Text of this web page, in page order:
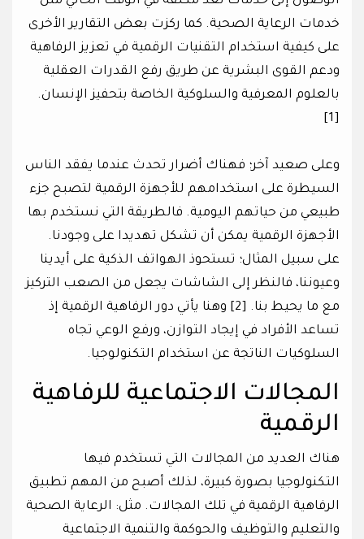
خدمات الرعاية الصحية. كما ركزت بعض التقارير الأخرى
على كيفية استخدام التقنيات الرقمية في تعزيز الرفاهية
ودعم القوى البشرية عن طريق رفع القدرات العقلية
بالعلوم المعرفية والسلوكية الخاصة بتحفيز الإنسان.
[1]
وعلى صعيد آخر؛ فهناك أضرار تحدث عندما يفقد الناس
السيطرة على استخدامهم للأجهزة الرقمية لتصبح جزء
طبيعي من حياتهم اليومية. فالطريقة التي نستخدم بها
الأجهزة الرقمية يمكن أن تشكل تهديدا على وجودنا.
على سبيل المثال؛ تستحوذ الهواتف الذكية على أيدينا
وعيوننا، فالنظر إلى الشاشات يجعل من الصعب التركيز
مع ما يحيط بنا. [2] وهنا يأتي دور الرفاهية الرقمية إذ
تساعد الأفراد في إيجاد التوازن، ورفع الوعي تجاه
السلوكيات الناتجة عن استخدام التكنولوجيا.
المجالات الاجتماعية للرفاهية
الرقمية
هناك العديد من المجالات التي تستخدم فيها
التكنولوجيا بصورة كبيرة، لذلك أصبح من المهم تطبيق
الرفاهية الرقمية في تلك المجالات. مثل: الرعاية الصحية
والتعليم والتوظيف والحوكمة والتنمية الاجتماعية